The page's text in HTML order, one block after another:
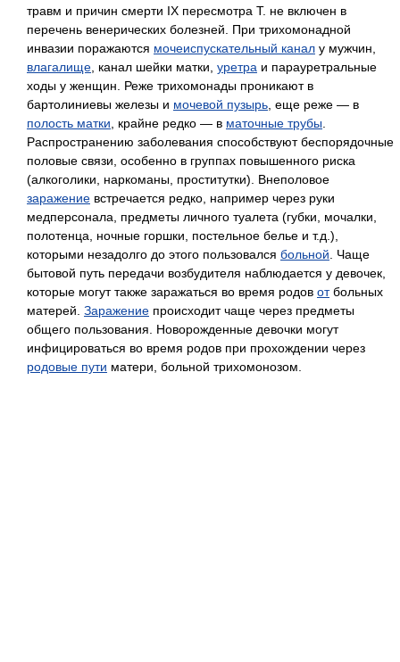
травм и причин смерти IX пересмотра Т. не включен в
перечень венерических болезней. При трихомонадной
инвазии поражаются мочеиспускательный канал у мужчин,
влагалище , канал шейки матки, уретра и парауретральные
ходы у женщин. Реже трихомонады проникают в
бартолиниевы железы и мочевой пузырь , еще реже — в
полость матки , крайне редко — в маточные трубы
Распространению заболевания способствуют беспорядочные
половые связи, особенно в группах повышенного риска
(алкоголики, наркоманы, проститутки). Внеполовое
заражение встречается редко, например через руки
медперсонала, предметы личного туалета (губки, мочалки,
полотенца, ночные горшки, постельное белье и т.д.),
которыми незадолго до этого пользовался больной . Чаще
бытовой путь передачи возбудителя наблюдается у девочек,
которые могут также заражаться во время родов отбольных
матерей. Заражение происходит чаще через предметы
общего пользования. Новорожденные девочки могут
инфицироваться во время родов при прохождении через
родовые пути матери, больной трихомонозом.